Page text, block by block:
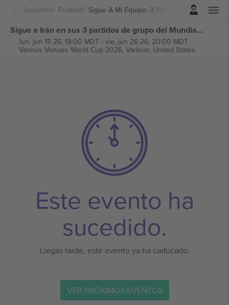
Deportes Football Sigue A Mi Equipo: 3 Partidos De Grupo
Iniciar sesión
Sigue a Irán en sus 3 partidos de grupo del Mundial 2026 entradas
lun, jun 15 26, 18:00 MDT- vie, jun 26 26, 20:00 MDT
Various Venues World Cup 2026, Various, United States
Este evento ha
sucedido.
Llegas tarde, este evento ya ha caducado.
VER PRÓXIMOS EVENTOS